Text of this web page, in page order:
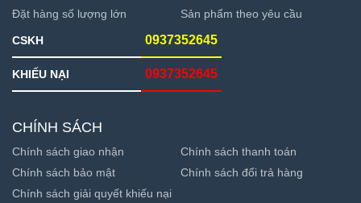
CHÍNH SÁCH
Chính sách giao nhận
Chính sách thanh toán
Chính sách bảo mật
Chính sách đổi trả hàng
Chính sách giải quyết khiếu nại
Đặt hàng số lượng lớn
Sản phẩm theo yêu cầu
CSKH 0937352645
KHIẾU NẠI 0937352645